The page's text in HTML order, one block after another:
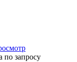
по запросу